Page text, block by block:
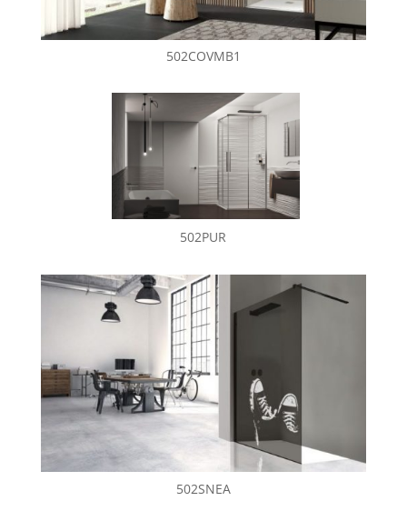
502COVMB1
502PUR
502SNEA